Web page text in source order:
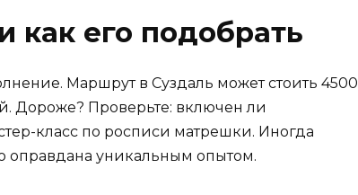
как его подобрать
Маршрут в Суздаль может стоить 4500
Дороже? Проверьте: включен ли
класс по росписи матрешки. Иногда
оправдана уникальным опытом.